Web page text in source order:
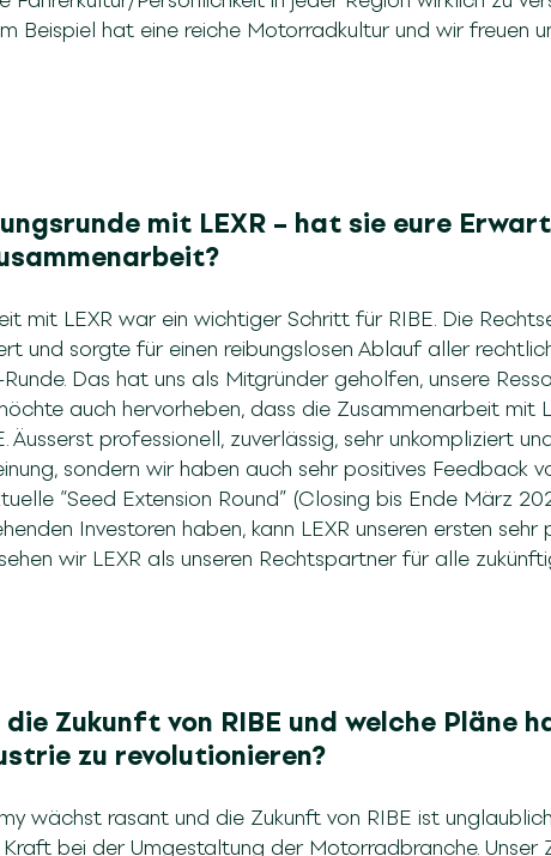
Beispiel hat eine reiche Motorradkultur und wir freuen
mit LEXR – hat sie eure
mit LEXR war ein wichtiger Schritt für RIBE. Die
und sorgte für einen reibungslosen Ablauf aller
Das hat uns als Mitgründer geholfen, unsere
auch hervorheben, dass die Zusammenarbeit mit
Äusserst professionell, zuverlässig, sehr unkompliziert
sondern wir haben auch sehr positives Feedback
“Seed Extension Round” (Closing bis Ende März
Investoren haben, kann LEXR unseren ersten sehr
wir LEXR als unseren Rechtspartner für alle
die Zukunft von RIBE und welche Pläne
zu revolutionieren?
wächst rasant und die Zukunft von RIBE ist
bei der Umgestaltung der Motorradbranche. Unser